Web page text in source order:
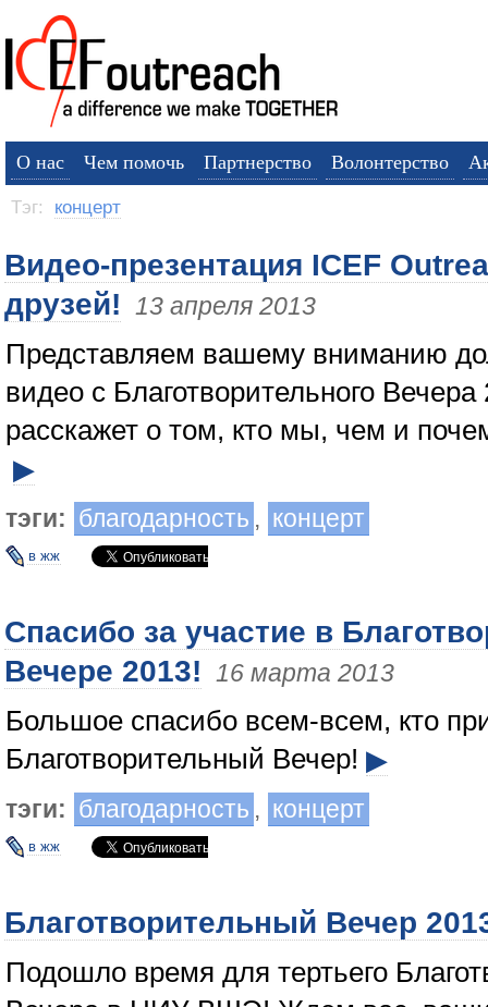
О нас Чем помочь Партнерство Волонтерство
Тэг: концерт
Видео-презентация ICEF
друзей!
13 апреля 2013
Представляем вашему вниманию
видео с Благотворительного Вечера
расскажет о том, кто мы, чем и
▶
тэги: благодарность , концерт
в жж
Спасибо за участие в
Вечере 2013!
16 марта 2013
Большое спасибо всем-всем, кто
Благотворительный Вечер! ▶
тэги: благодарность , концерт
в жж
Благотворительный Вечер
Подошло время для тертьего